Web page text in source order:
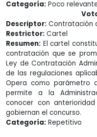
Categoría: Poco
Descriptor: Contratación
Restrictor: Cartel
Resumen: El cartel
contratación que se
Ley de Contratación
de las regulaciones
Opera como parámetro
permite a la
conocer con
gobiernan el concurso.
Categoría: Repetitivo